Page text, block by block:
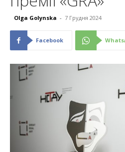
Olga Golynska - 7 Грудня 2024
Facebook